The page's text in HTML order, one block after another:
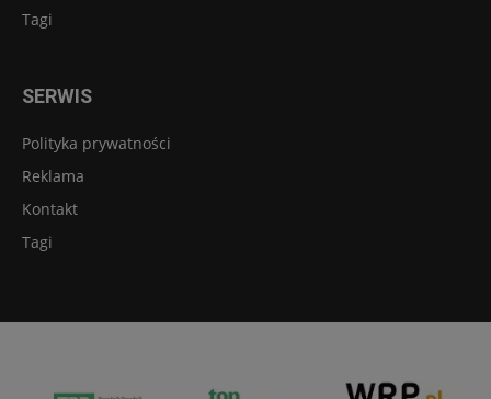
Tagi
SERWIS
Polityka prywatności
Reklama
Kontakt
Tagi